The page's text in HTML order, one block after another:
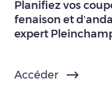
Planifiez vos
fenaison et
expert
Accéder